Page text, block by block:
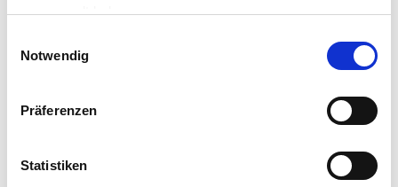
gesammelt haben.
Notwendig
Präferenzen
Statistiken 8,99 €